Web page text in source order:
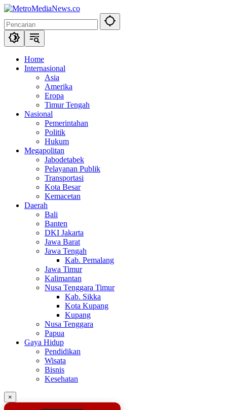
Langsung
konten
Home
Internasional
Asia
Amerika
Eropa
Timur Tengah
Nasional
Pemerintahan
Politik
Hukum
Megapolitan
Jabodetabek
Pelayanan Publik
Transportasi
Kota Besar
Kemacetan
Daerah
Bali
Banten
DKI Jakarta
Jawa Barat
Jawa Tengah
Kab. Pemalang
Jawa Timur
Kalimantan
Nusa Tenggara Timur
Kab. Sikka
Kota Kupang
Kupang
Nusa Tenggara
Papua
Gaya Hidup
Pendidikan
Wisata
Bisnis
Kesehatan
×